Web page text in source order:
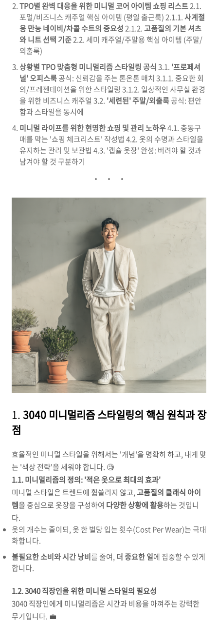
TPO별 완벽 대응을 위한 미니멀 코어 아이템 쇼핑 리스트2.1.
포멀/비즈니스 캐주얼 핵심 아이템 (평일 출근룩) 2.1.1.사계절
용 만능 네이비/차콜 수트의 중요성2.1.2.고품질의 기본 셔츠
와 니트 선택 기준2.2. 세미 캐주얼/주말용 핵심 아이템 (주말/
외출룩)
상황별 TPO 맞춤형 미니멀리즘 스타일링 공식3.1. '프로페셔
널' 오피스룩공식: 신뢰감을 주는 톤온톤 매치 3.1.1. 중요한 회
의/프레젠테이션을 위한 스타일링 3.1.2. 일상적인 사무실 환경
을 위한 비즈니스 캐주얼 3.2. '세련된' 주말/외출룩공식: 편안
함과 스타일을 동시에
미니멀 라이프를 위한 현명한 쇼핑 및 관리 노하우4.1. 충동구
매를 막는 '쇼핑 체크리스트' 작성법 4.2. 옷의 수명과 스타일을
유지하는 관리 및 보관법 4.3. '캡슐 옷장' 완성: 버려야 할 것과
남겨야 할 것 구분하기
1.3040 미니멀리즘 스타일링의 핵심 원칙과 장
점
효율적인 미니멀 스타일을 위해서는 '개념'을 명확히 하고, 내게 맞
는 '색상 전략'을 세워야 합니다. 🧐
1.1. 미니멀리즘의 정의: '적은 옷으로 최대의 효과'
미니멀 스타일은 트렌드에 휩쓸리지 않고,고품질의 클래식 아이
템을 중심으로 옷장을 구성하여 다양한 상황에 활용하는 것입니
다.
옷의 개수는 줄이되, 옷 한 벌당 입는 횟수(Cost Per Wear)는 극대
화합니다.
불필요한 소비와 시간 낭비를 줄여, 더 중요한 일에 집중할 수 있게
합니다.
1.2. 3040 직장인을 위한 미니멀 스타일의 필요성
3040 직장인에게 미니멀리즘은 시간과 비용을 아껴주는 강력한
무기입니다. 💼